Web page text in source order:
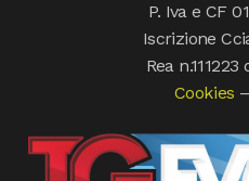
P. Iva e CF
Iscrizione
Rea
Cookies –